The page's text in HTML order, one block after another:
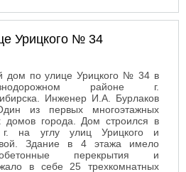
Урицкого № 34
дом по улице Урицкого № 34 в
районе г.
Инженер И.А. Бурлаков
из первых многоэтажных
домов города. Дом строился в
на углу улиц Урицкого и
Здание в 4 этажа имело
перекрытия и
в себе 25 трехкомнатных